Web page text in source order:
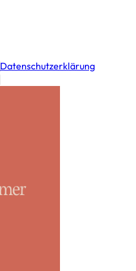
Datenschutzerklärung